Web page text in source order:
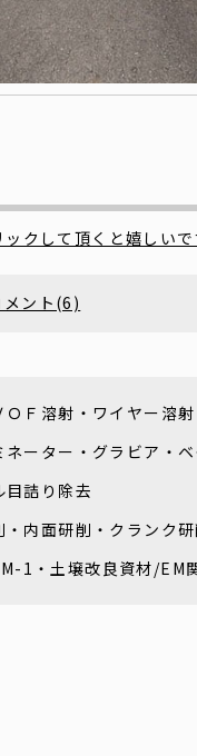
クして頂くと嬉しいで
メント(6)
Ｆ溶射・ワイヤー溶
ーター・グラビア・ベ
目詰り除去
内面研削・クランク
1・土壌改良資材/EM